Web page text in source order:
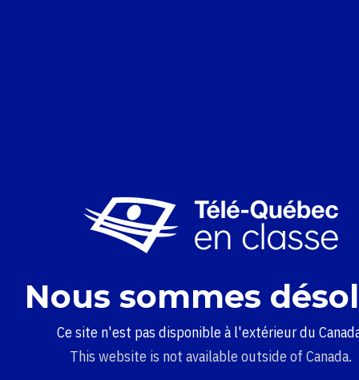
Nous sommes
Ce site n'est pas disponible à l'extérieur du
This website is not available outside of Canada.